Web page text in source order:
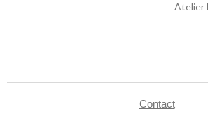
Atelier
Contact